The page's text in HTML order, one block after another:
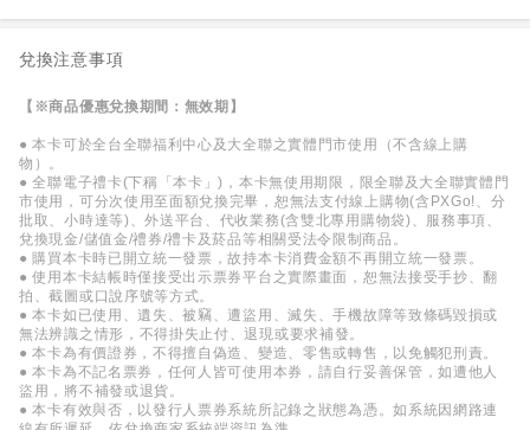
兌換注意事項
【※商品優惠兌換期間：無效期】
● 本卡可於全台全聯福利中心及大全聯之實體門市使用（不含線上購
物）。
● 全聯電子禮卡(下稱「本卡」)，本卡無使用期限，限全聯及大全聯實體門
市使用，可分次使用至面額兌換完畢，恕無法支付線上購物(含PXGo!、分
批取、小時達等)、外送平台、代收業務(含雙北專用購物袋)、服務事項、
兌換現金/儲值金/禮券/禮卡及菸品等相關受法令限制商品。
● 購買本卡時已開立統一發票，故持本卡消費金額不再開立統一發票。
● 使用本卡結帳時僅接受出示票券平台之實際畫面，恕無法接受手抄、翻
拍、截圖或口說序號等方式。
● 本卡如已使用、遺失、被竊、遭盜用、滅失、手機故障等致條碼毀損或
無法辨識之情形，不得掛失止付、退現或要求補發。
● 本卡為有價證券，不得擅自偽造、變造、零售或轉售，以免觸犯刑責。
● 本卡為不記名票券，任何人皆可使用本券，請自行妥善保管，如遭他人
盜用，將不補發或退貨。
● 本卡有效與否，以發行人票券系統所記錄之狀態為憑。如系統因網路連